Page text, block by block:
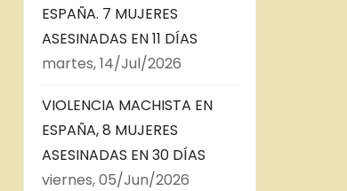
ESPAÑA. 7 MUJERES
ASESINADAS EN 11 DÍAS
martes, 14/Jul/2026
VIOLENCIA MACHISTA EN
ESPAÑA, 8 MUJERES
ASESINADAS EN 30 DÍAS
viernes, 05/Jun/2026